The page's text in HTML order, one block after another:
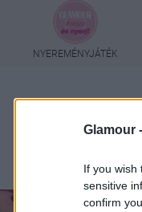
Glamour -
If you wish
sensitive
confirm
NYEREMÉNYJÁTÉK